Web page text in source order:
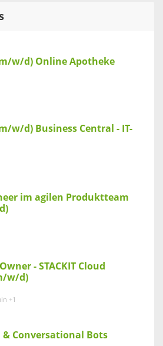
w/d) Online Apotheke
w/d) Business Central - IT-
im agilen Produktteam
- STACKIT Cloud
w/d)
+1
& Conversational Bots